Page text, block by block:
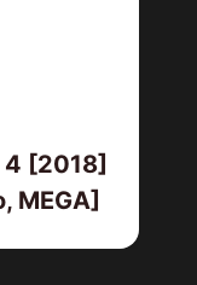
4 [2018]
MEGA]